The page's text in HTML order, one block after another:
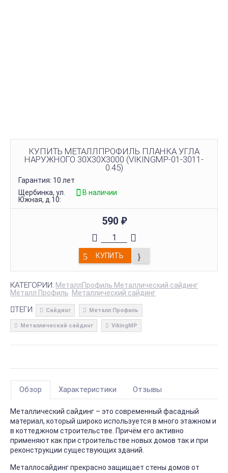
КУПИТЬ МЕТАЛЛПРОФИЛЬ ПЛАНКА УГЛА
НАРУЖНОГО 30Х30Х3000 (VIKINGMP-01-3011-
0.45)
Гарантия: 10 лет
Щербинка, ул.
Южная, д.10:
В наличии
590 ₽
КУПИТЬ
КАТЕГОРИИ: МеталлПрофиль Металлический сайдинг
Металл Профиль Металлический сайдинг
ТЕГИ: Сайдинг Металл Профиль
Металлический сайдинг VikingMP
Обзор Характеристики Отзывы
Металлический сайдинг – это современный фасадный
материал, который широко используется в много этажном и
в коттеджном строительстве. Причём его активно
применяют как при строительстве новых домов так и при
реконструкции существующих зданий.
Металлосайдинг прекрасно защищает стены домов от